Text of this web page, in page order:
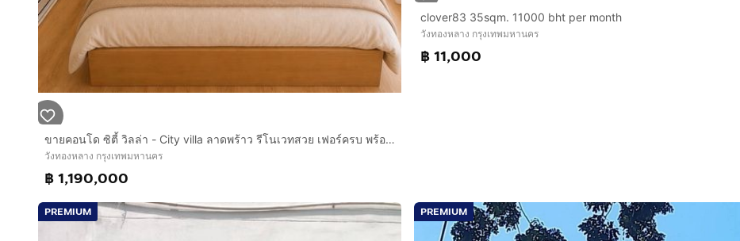
ขายคอนโด ซิตี้ วิลล่า - City villa ลาดพร้าว รีโนเวทสวย เฟอร์ครบ พร้อมอยู่ ราคาถูกที่สุด เพียง 1.19 ล้านบาท
วังทองหลาง กรุงเทพมหานคร
฿ 1,190,000
clover83 35sqm. 11000 bht per month
วังทองหลาง กรุงเทพมหานคร
฿ 11,000
PREMIUM PREMIUM